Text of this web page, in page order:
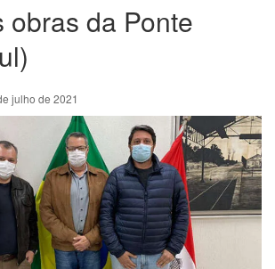
obras da Ponte
julho de 2021